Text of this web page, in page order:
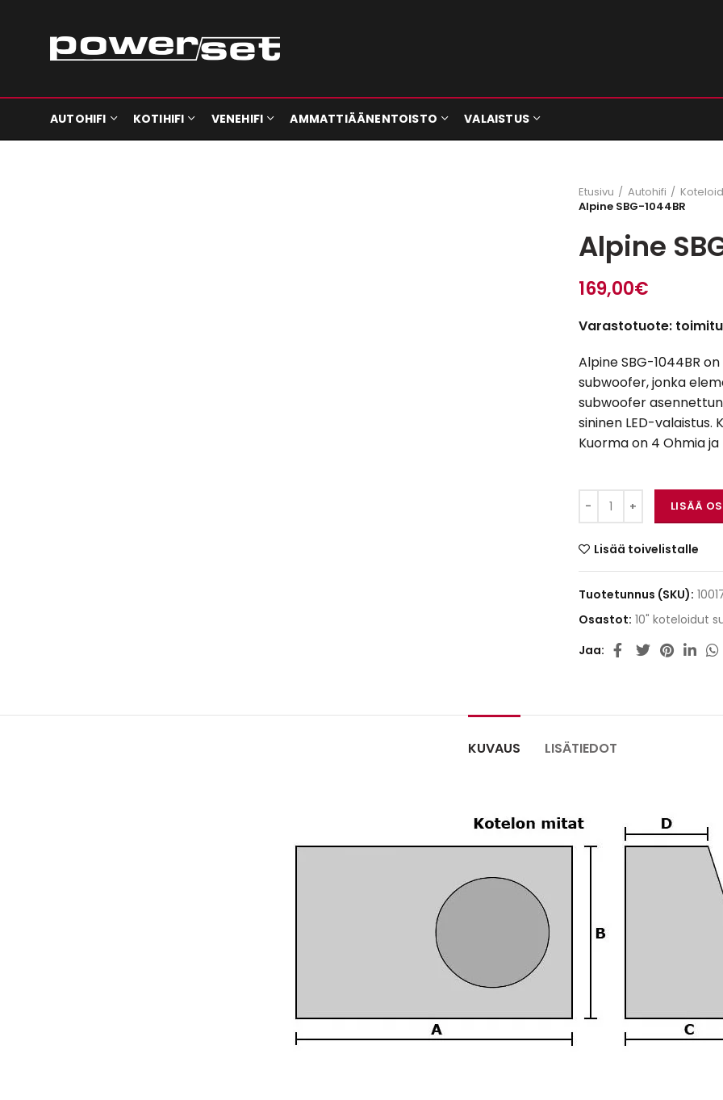
AUTOHIFI KOTIHIFI VENEHIFI AMMATTIÄÄNENTOISTO VALAISTUS
Etusivu Autohifi
Alpine SBG-1044BR
Alpine
169,00€
Varastotuote:
Alpine SBG-1044BR
subwoofer, jonka
subwoofer
sininen LED-valaistus.
Kuorma on 4 Ohmia
Alpine SBG-1044BR
LISÄÄ
Lisää toivelistalle
Tuotetunnus (SKU):
Osastot: 10" koteloidut
Jaa
KUVAUS LISÄTIEDOT